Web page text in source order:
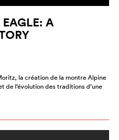
A
la création de la montre Alpine
de l’évolution des traditions d’une